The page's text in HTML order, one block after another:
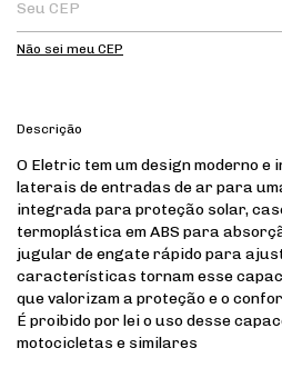
Não sei meu CEP
Descrição
O Eletric tem um design moderno e
laterais de entradas de ar para
integrada para proteção solar,
termoplástica em ABS para
jugular de engate rápido para
características tornam esse
que valorizam a proteção e o
É proibido por lei o uso desse
motocicletas e similares